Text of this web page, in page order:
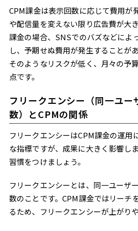
CPM課金は表示回数に応じて費用が
や配信量を変えない限り広告費が大
課金の場合、SNSでのバズなどによ
し、予期せぬ費用が発生することが
そのようなリスクが低く、月々の予
点です。
フリークエンシー（同一ユー
数）とCPMの関係
フリークエンシーはCPM課金の運用
な指標ですが、成果に大きく影響し
習慣をつけましょう。
フリークエンシーとは、同一ユーザ
数のことです。CPM課金ではリーチ
るため、フリークエンシーが上がり